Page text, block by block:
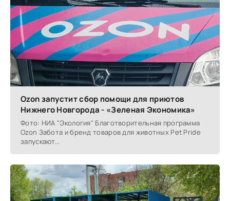
Ozon запустит сбор помощи для приютов
Нижнего Новгорода - «Зеленая Экономика»
Фото: НИА "Экология" Благотворительная программа
Ozon Забота и бренд товаров для животных Pet Pride
запускают...